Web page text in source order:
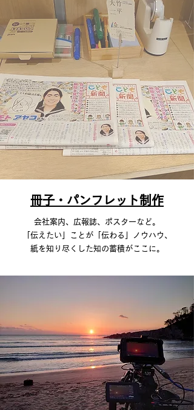
冊子・パンフレット制作
会社案内、広報誌、ポスターなど。
「伝えたい」ことが「伝わる」ノウハウ、
紙を知り尽くした知の蓄積がここに。